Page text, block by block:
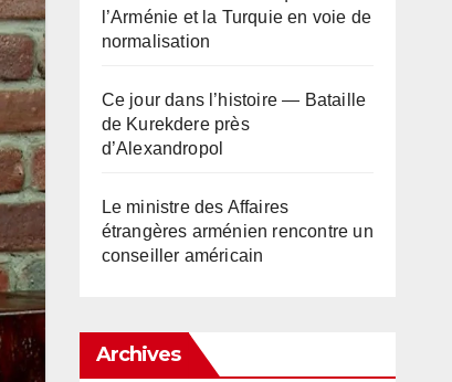
l’Arménie et la Turquie en voie de
normalisation
Ce jour dans l’histoire — Bataille
de Kurekdere près
d’Alexandropol
Le ministre des Affaires
étrangères arménien rencontre un
conseiller américain
Archives